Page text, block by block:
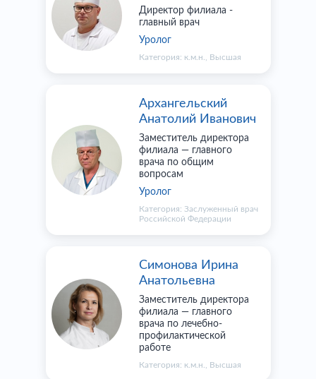
Директор филиала -
главный врач
Уролог
Категория: к.м.н. Высшая
Архангельский
Анатолий Иванович
Заместитель директора
филиала — главного
врача по общим
вопросам
Уролог
Категория: Заслуженный врач
Российской Федерации​
Симонова Ирина
Анатольевна
Заместитель директора
филиала — главного
врача по лечебно-
профилактической
работе
Категория: к.м.н. Высшая